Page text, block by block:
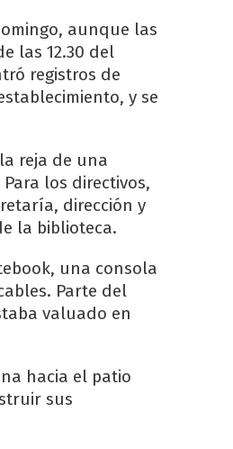
aunque las
las 12.30 del
registros de
y se
reja de una
los directivos,
dirección y
la biblioteca.
una consola
Parte del
valuado en
hacia el patio
sus